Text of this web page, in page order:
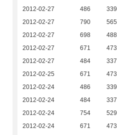
2012-02-27
486 339
2012-02-27
790 565
2012-02-27
698 488
2012-02-27
671 473
2012-02-27
484 337
2012-02-25
671 473
2012-02-24
486 339
2012-02-24
484 337
2012-02-24
754 529
2012-02-24
671 473